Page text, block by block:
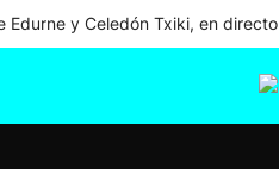
Edurne y Celedón Txiki, en directo